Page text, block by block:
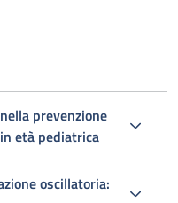
prevenzione
età pediatrica
oscillatoria: